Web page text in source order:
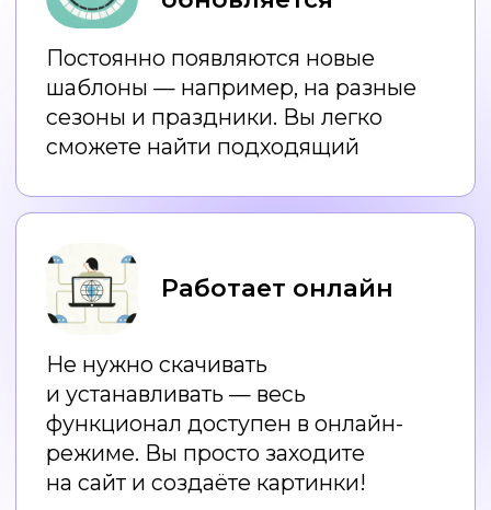
Правила дизайна
для НЕдизайнеров
с помощью нейросетей